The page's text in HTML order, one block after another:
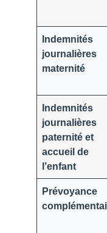
Indemnités
journalières
maternité
Indemnités
journalières
paternité et
accueil de
l’enfant
Prévoyance